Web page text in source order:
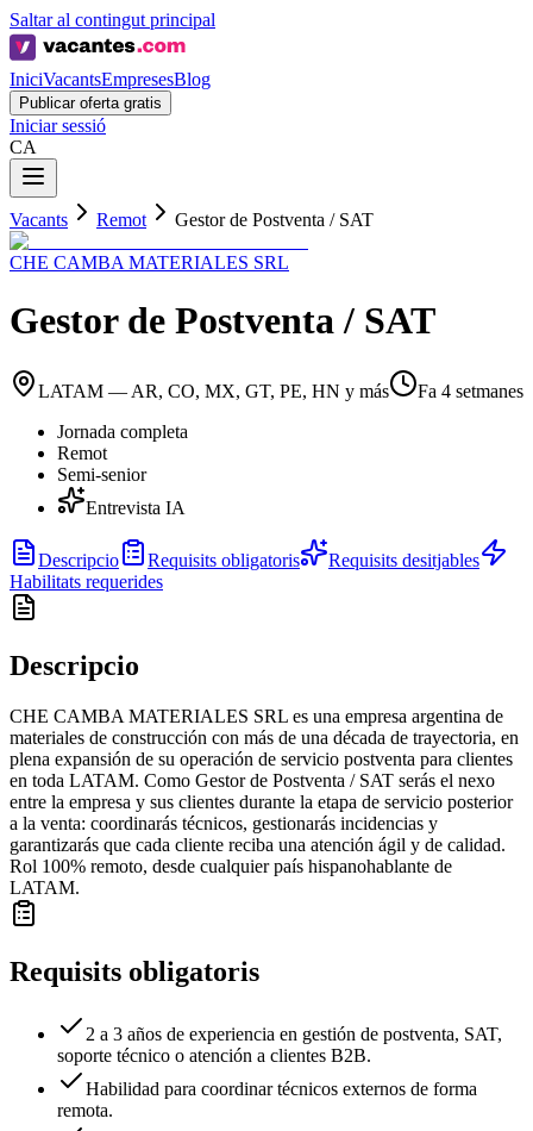
Saltar al contingut principal
IniciVacantsEmpresesBlog
Publicar oferta gratis
Iniciar sessió
CA
Vacants Remot Gestor de Postventa / SAT
CHE CAMBA MATERIALES SRL
Gestor de Postventa / SAT
LATAM — AR, CO, MX, GT, PE, HN y más
Fa 4 setmanes
Jornada completa
Remot
Semi-senior
Entrevista IA
Descripcio Requisits obligatoris
Requisits desitjables
Habilitats requerides
Descripcio
CHE CAMBA MATERIALES SRL es una empresa argentina de
materiales de construcción con más de una década de trayectoria, en
plena expansión de su operación de servicio postventa para clientes
en toda LATAM. Como Gestor de Postventa / SAT serás el nexo
entre la empresa y sus clientes durante la etapa de servicio posterior
a la venta: coordinarás técnicos, gestionarás incidencias y
garantizarás que cada cliente reciba una atención ágil y de calidad.
Rol 100% remoto, desde cualquier país hispanohablante de
LATAM.
Requisits obligatoris
2 a 3 años de experiencia en gestión de postventa, SAT,
soporte técnico o atención a clientes B2B.
Habilidad para coordinar técnicos externos de forma
remota.